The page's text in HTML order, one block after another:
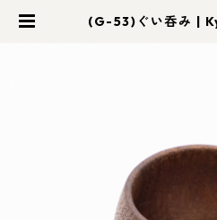
(G-53)ぐい呑み |